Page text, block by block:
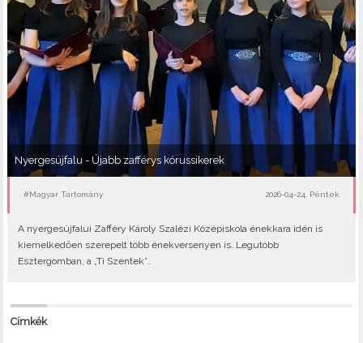
Nyergesújfalu - Újabb zafférys kórussikerek
#Magyar Tartomány 2026-04-24, Péntek
A nyergesújfalui Zafféry Károly Szalézi Középiskola énekkara idén is
kiemelkedően szerepelt több énekversenyen is. Legutóbb
Esztergomban, a „Ti Szentek”..
Címkék